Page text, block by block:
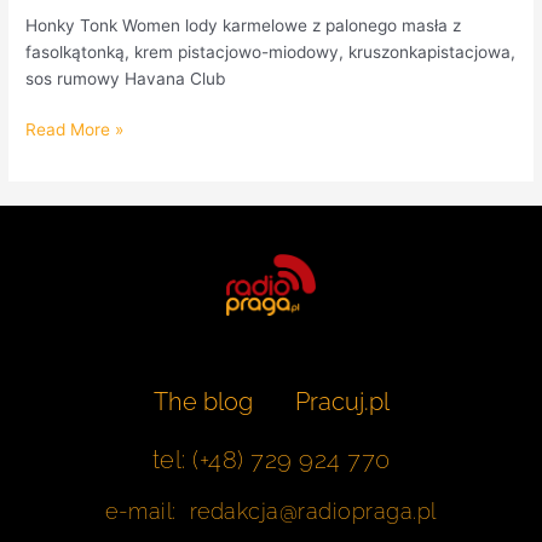
Honky Tonk Women lody karmelowe z palonego masła z
fasolkątonką, krem pistacjowo-miodowy, kruszonkapistacjowa,
sos rumowy Havana Club
Read More »
The blog
Pracuj.pl
tel: (+48) 729 924 770
e-mail: redakcja@radiopraga.pl